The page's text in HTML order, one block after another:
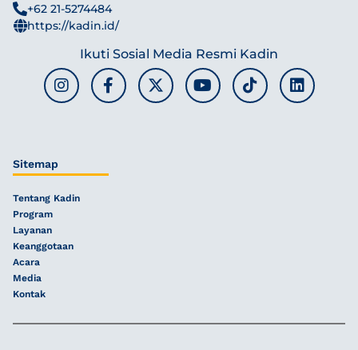
+62 21-5274484
https://kadin.id/
Ikuti Sosial Media Resmi Kadin
Sitemap
Tentang Kadin
Program
Layanan
Keanggotaan
Acara
Media
Kontak